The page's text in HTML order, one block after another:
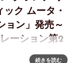
ク ムータ・
ョン」発売～
ーション第2
続きを読む